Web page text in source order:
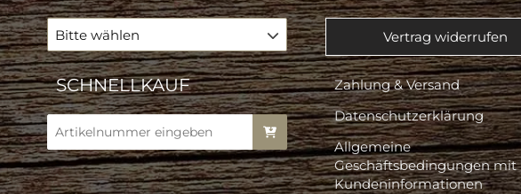
Bitte wählen
SCHNELLKAUF
Vertrag widerrufen
Zahlung & Versand
Datenschutzerklärung
Allgemeine
Geschäftsbedingungen mit
Kundeninformationen